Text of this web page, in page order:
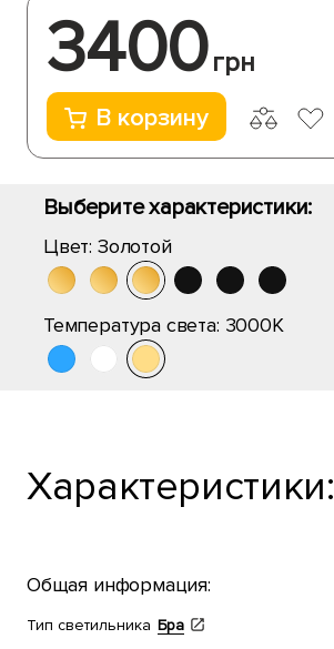
3400грн
В корзину
Выберите характеристики:
Цвет: Золотой
Температура света: 3000K
Характеристики:
Общая информация:
Тип светильника Бра